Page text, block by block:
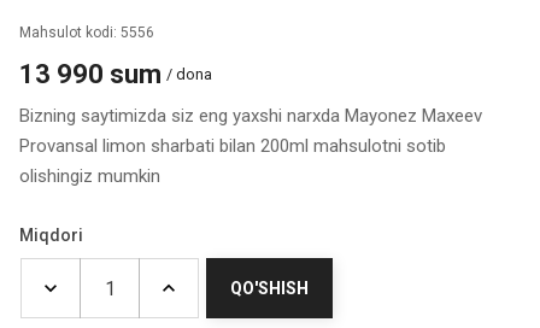
Mahsulot kodi: 5556
13 990 sum / dona
Bizning saytimizda siz eng yaxshi narxda Mayonez Maxeev
Provansal limon sharbati bilan 200ml mahsulotni sotib
olishingiz mumkin
Miqdori
QO'SHISH